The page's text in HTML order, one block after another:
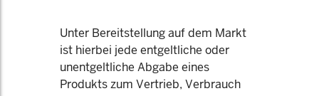
Unter Bereitstellung auf dem Markt
ist hierbei jede entgeltliche oder
unentgeltliche Abgabe eines
Produkts zum Vertrieb, Verbrauch